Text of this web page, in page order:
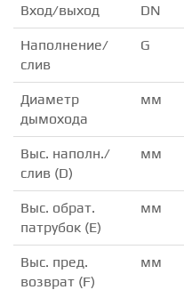
Вход/выход DN
Наполнение/
слив
G
Диаметр
дымохода
мм
Выс. наполн./
слив (D)
мм
Выс. обрат.
патрубок (E)
мм
Выс. пред.
возврат (F)
мм